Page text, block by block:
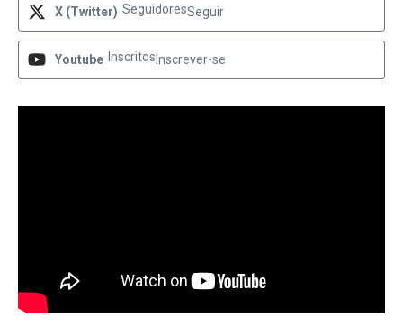
X (Twitter) SeguidoresSeguir
Youtube Inscritos Inscrever-se